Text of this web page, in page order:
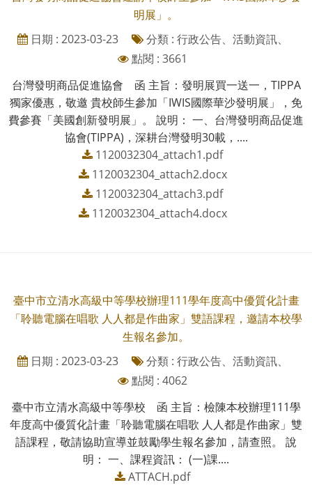
明展」。
日期 : 2023-03-23
分類 : 行政公告、活動資訊、
點閱 : 3661
台灣發明商品促進協會 函 主旨：發明展買一送一，TIPPA
獨家優惠，敬邀 貴校師生參加「IWIS國際華沙發明展」，免
費參賽「美國創新發明展」。 說明： 一、台灣發明商品促進
協會(TIPPA)，深耕台灣發明30載，....
1120032304_attach1.pdf
1120032304_attach2.docx
1120032304_attach3.pdf
1120032304_attach4.docx
臺中市立清水高級中等學校辦理111學年度高中優質化計畫
「聆聽電腦在唱歌 人人都是作曲家」雙語課程，邀請本校學
生報名參加。
日期 : 2023-03-23
分類 : 行政公告、活動資訊、
點閱 : 4062
臺中市立清水高級中等學校 函 主旨：檢陳本校辦理111學
年度高中優質化計畫「聆聽電腦在唱歌 人人都是作曲家」雙
語課程，敬請協助宣導並鼓勵學生報名參加，請查照。 說
明： 一、課程資訊： (一)課....
ATTACH.pdf